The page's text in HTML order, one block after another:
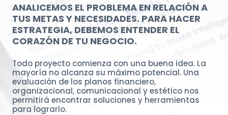
ANALICEMOS EL PROBLEMA EN RELACIÓN A
TUS METAS Y NECESIDADES. PARA HACER
ESTRATEGIA, DEBEMOS ENTENDER EL
CORAZÓN DE TU NEGOCIO.
Todo proyecto comienza con una buena idea. La
mayoría no alcanza su máximo potencial. Una
evaluación de los planos financiero,
organizacional, comunicacional y estético nos
permitirá encontrar soluciones y herramientas
para lograrlo.
Escríbeme
Conversemos
Cotización: Consultoría
El servicio tiene un tiempo de ejecución aproximado de 5 a 7
días hábiles, o 24 horas de trabajo.
El precio base es S/ 960, y se puede ajustar al proyecto.
Para más información, envíame un mensaje.